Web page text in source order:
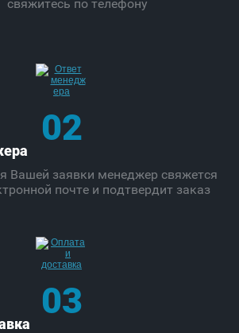
свяжитесь по телефону
02
Вашей заявки менеджер свяжется
почте и подтвердит заказ
03